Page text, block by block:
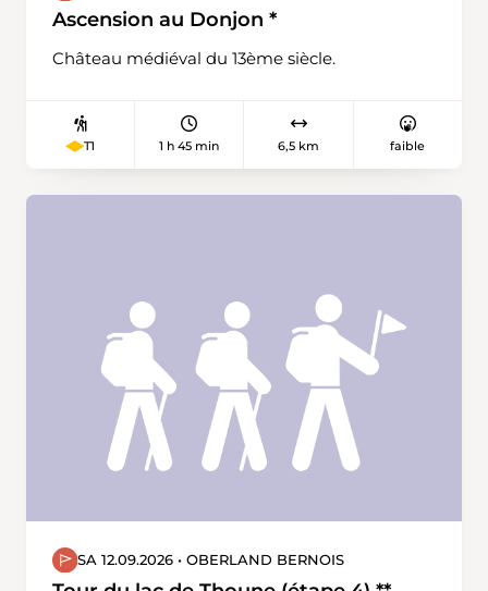
Ascension au Donjon *
Château médiéval du 13ème siècle.
T1 1 h 45 min 6,5 km faible
SA 12.09.2026 • OBERLAND BERNOIS